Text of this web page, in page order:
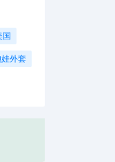
国
外套